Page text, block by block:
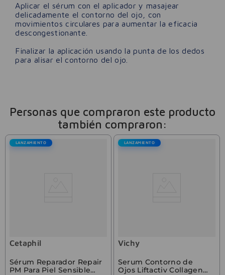
Aplicar el sérum con el aplicador y masajear
delicadamente el contorno del ojo, con
movimientos circulares para aumentar la eficacia
descongestionante.
Finalizar la aplicación usando la punta de los dedos
para alisar el contorno del ojo.
Personas que compraron este producto
también compraron:
LANZAMIENTO
Cetaphil
Sérum Reparador Repair
PM Para Piel Sensible
LANZAMIENTO
Vichy
Serum Contorno de
Ojos Liftactiv Collagen